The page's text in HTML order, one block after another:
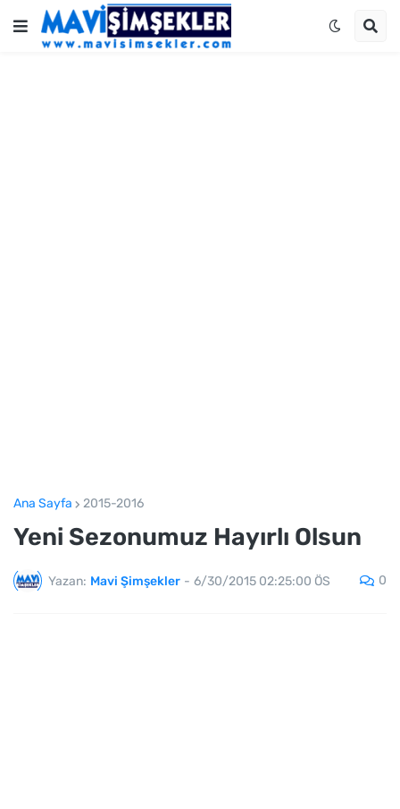
Ana Sayfa 2015-2016
Yeni Sezonumuz Hayırlı Olsun
Yazan: Mavi Şimşekler - 6/30/2015 02:25:00 ÖS 0